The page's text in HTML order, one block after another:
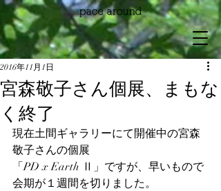
宮森敬子さん個展、まもな
く終了
2016年11月1日
現在土間ギャラリーにて開催中の宮森
敬子さんの個展
「PD x Earth Ⅱ」ですが、早いもので
会期が１週間を切りました。